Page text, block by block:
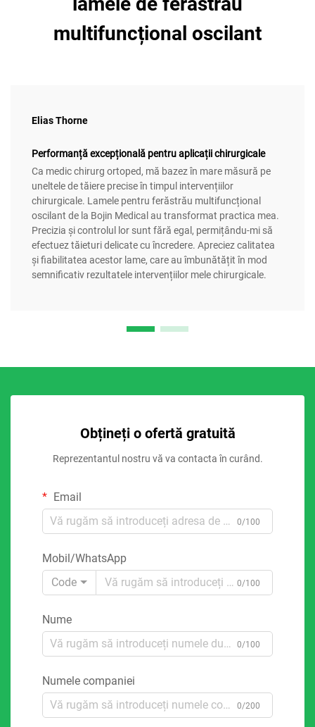
multifuncțional oscilant
Elias Thorne
Performanță excepțională pentru aplicații chirurgicale
Ca medic chirurg ortoped, mă bazez în mare măsură pe
uneltele de tăiere precise în timpul intervențiilor
chirurgicale. Lamele pentru ferăstrău multifuncțional
oscilant de la Bojin Medical au transformat practica mea.
Precizia și controlul lor sunt fără egal, permițându-mi să
efectuez tăieturi delicate cu încredere. Apreciez calitatea
și fiabilitatea acestor lame, care au îmbunătățit în mod
semnificativ rezultatele intervențiilor mele chirurgicale.
Obțineți o ofertă gratuită
Reprezentantul nostru vă va contacta în curând.
Email
0/100
Mobil/WhatsApp
Code
0/100
Nume
0/100
Numele companiei
0/200